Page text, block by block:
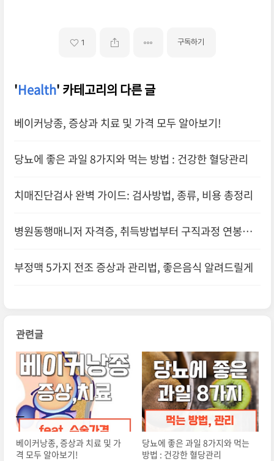
1 구독하기
'Health' 카테고리의 다른 글
베이커낭종, 증상과 치료 및 가격 모두 알아보기!
당뇨에 좋은 과일 8가지와 먹는 방법 : 건강한 혈당관리
치매진단검사 완벽 가이드: 검사방법, 종류, 비용 총정리
병원동행매니저 자격증, 취득방법부터 구직과정 연봉까
부정맥 5가지 전조 증상과 관리법, 좋은음식 알려드릴게
관련글
베이커낭종, 증상과 치료 및 가
격 모두 알아보기!
당뇨에 좋은 과일 8가지와 먹는
방법 : 건강한 혈당관리